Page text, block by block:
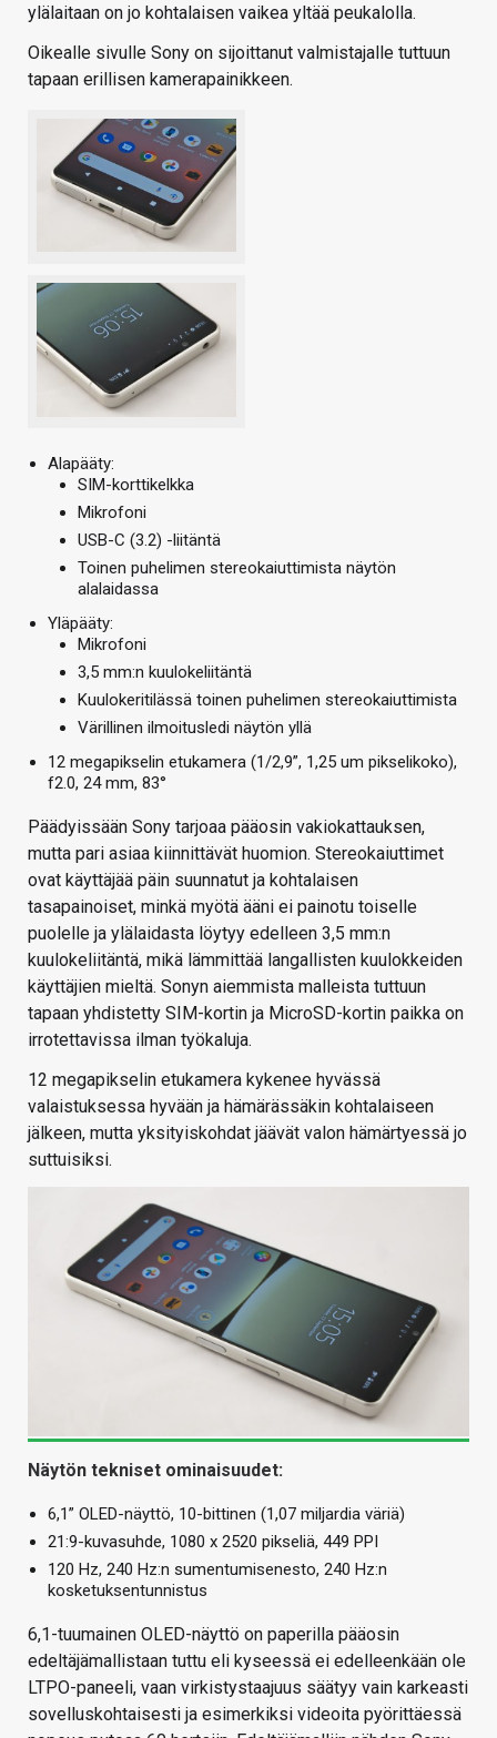
ylälaitaan on jo kohtalaisen vaikea yltää peukalolla.
Oikealle sivulle Sony on sijoittanut valmistajalle tuttuun
tapaan erillisen kamerapainikkeen.
Alapääty:
SIM-korttikelkka
Mikrofoni
USB-C (3.2) -liitäntä
Toinen puhelimen stereokaiuttimista näytön
alalaidassa
Yläpääty:
Mikrofoni
3,5 mm:n kuulokeliitäntä
Kuulokeritilässä toinen puhelimen stereokaiuttimista
Värillinen ilmoitusledi näytön yllä
12 megapikselin etukamera (1/2,9”, 1,25 um pikselikoko),
f2.0, 24 mm, 83°
Päädyissään Sony tarjoaa pääosin vakiokattauksen,
mutta pari asiaa kiinnittävät huomion. Stereokaiuttimet
ovat käyttäjää päin suunnatut ja kohtalaisen
tasapainoiset, minkä myötä ääni ei painotu toiselle
puolelle ja ylälaidasta löytyy edelleen 3,5 mm:n
kuulokeliitäntä, mikä lämmittää langallisten kuulokkeiden
käyttäjien mieltä. Sonyn aiemmista malleista tuttuun
tapaan yhdistetty SIM-kortin ja MicroSD-kortin paikka on
irrotettavissa ilman työkaluja.
12 megapikselin etukamera kykenee hyvässä
valaistuksessa hyvään ja hämärässäkin kohtalaiseen
jälkeen, mutta yksityiskohdat jäävät valon hämärtyessä jo
suttuisiksi.
Näytön tekniset ominaisuudet:
6,1” OLED-näyttö, 10-bittinen (1,07 miljardia väriä)
21:9-kuvasuhde, 1080 x 2520 pikseliä, 449 PPI
120 Hz, 240 Hz:n sumentumisenesto, 240 Hz:n
kosketuksentunnistus
6,1-tuumainen OLED-näyttö on paperilla pääosin
edeltäjämallistaan tuttu eli kyseessä ei edelleenkään ole
LTPO-paneeli, vaan virkistystaajuus säätyy vain karkeasti
sovelluskohtaisesti ja esimerkiksi videoita pyörittäessä